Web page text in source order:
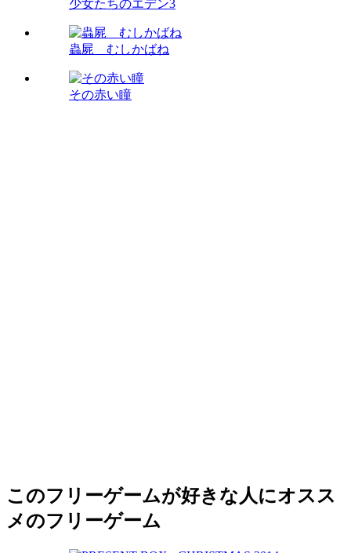
少女たちのエデン3
蟲屍 むしかばね
その赤い瞳
このフリーゲームが好きな人にオスス
メのフリーゲーム